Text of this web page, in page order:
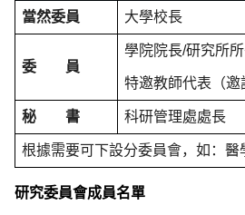
當然委員 大學校長
委 員
學院院長/研究所
特邀教師代表（
秘 書 科研管理處處長
根據需要可下設分委員會，如：醫
研究委員會成員名單